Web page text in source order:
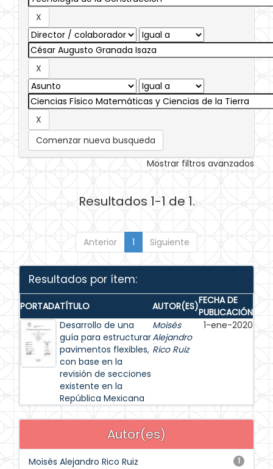
Comenzar nueva busqueda
Mostrar filtros avanzados
Resultados 1-1 de 1.
Anterior 1 Siguiente
Resultados por ítem:
PORTADATÍTULO AUTOR(ES)FECHA DE
PUBLICACIÓN
Desarrollo de una
guía para estructurar
pavimentos flexibles,
con base en la
revisión de secciones
existente en la
República Mexicana
Moisés
Alejandro
Rico Ruiz
1-ene-2020
Autor(es)
1
Moisés Alejandro Rico Ruiz